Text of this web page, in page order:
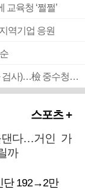
육청 ‘쩔쩔’
역기업 응원
■ 검사 신분 버리고 직급하향(10년 이하 저연차 검사)…檢 중수청행 기피
스포츠 +
댄다…거인 가
까
단 192→2만